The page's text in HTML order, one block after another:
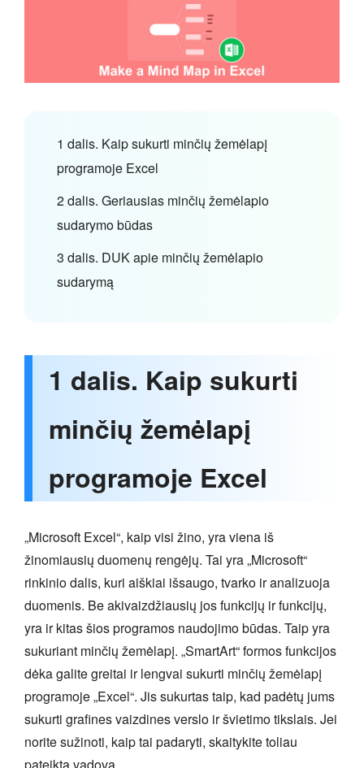
1 dalis. Kaip sukurti minčių žemėlapį
programoje Excel
2 dalis. Geriausias minčių žemėlapio
sudarymo būdas
3 dalis. DUK apie minčių žemėlapio
sudarymą
1 dalis. Kaip sukurti
minčių žemėlapį
programoje Excel
„Microsoft Excel“, kaip visi žino, yra viena iš
žinomiausių duomenų rengėjų. Tai yra „Microsoft“
rinkinio dalis, kuri aiškiai išsaugo, tvarko ir analizuoja
duomenis. Be akivaizdžiausių jos funkcijų ir funkcijų,
yra ir kitas šios programos naudojimo būdas. Taip yra
sukuriant minčių žemėlapį. „SmartArt“ formos funkcijos
dėka galite greitai ir lengvai sukurti minčių žemėlapį
programoje „Excel“. Jis sukurtas taip, kad padėtų jums
sukurti grafines vaizdines verslo ir švietimo tikslais. Jei
norite sužinoti, kaip tai padaryti, skaitykite toliau